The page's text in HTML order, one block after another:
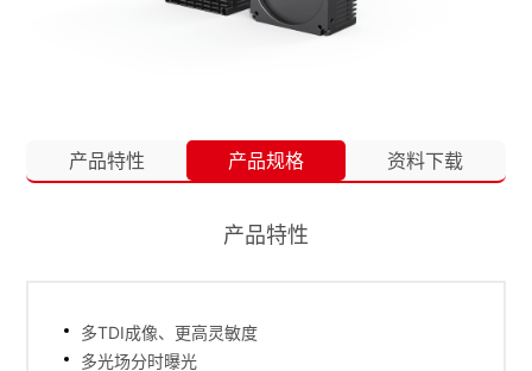
产品特性 产品规格 资料下载
产品特性
多TDI成像、更高灵敏度
多光场分时曝光